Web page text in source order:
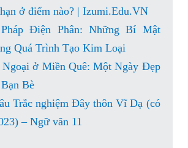
ở điểm nào? | Izumi.Edu.VN
Điện Phân: Những Bí Mật
Quá Trình Tạo Kim Loại
Ngoại ở Miền Quê: Một Ngày Đẹp
Bè
Trắc nghiệm Đây thôn Vĩ Dạ (có
– Ngữ văn 11